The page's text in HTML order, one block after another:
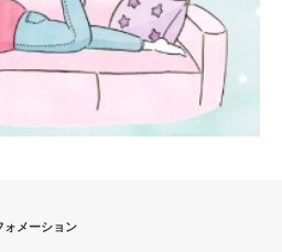
ォメーション